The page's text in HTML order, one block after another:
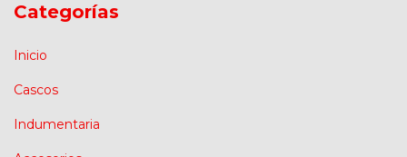
Categorías
Inicio
Cascos
Indumentaria